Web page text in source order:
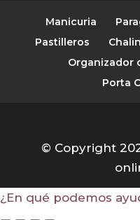
Manicuria
Pastilleros
Organizador
Porta
© Copyright
¿En qué podemos